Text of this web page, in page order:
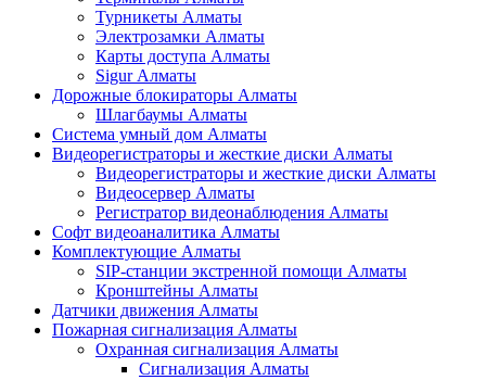
Турникеты Алматы
Электрозамки Алматы
Карты доступа Алматы
Sigur Алматы
Дорожные блокираторы Алматы
Шлагбаумы Алматы
Система умный дом Алматы
Видеорегистраторы и жесткие диски Алматы
Видеорегистраторы и жесткие диски Алматы
Видеосервер Алматы
Регистратор видеонаблюдения Алматы
Софт видеоаналитика Алматы
Комплектующие Алматы
SIP-станции экстренной помощи Алматы
Кронштейны Алматы
Датчики движения Алматы
Пожарная сигнализация Алматы
Охранная сигнализация Алматы
Сигнализация Алматы